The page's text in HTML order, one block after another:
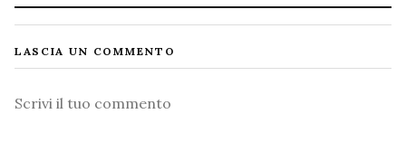
LASCIA UN COMMENTO
Commento